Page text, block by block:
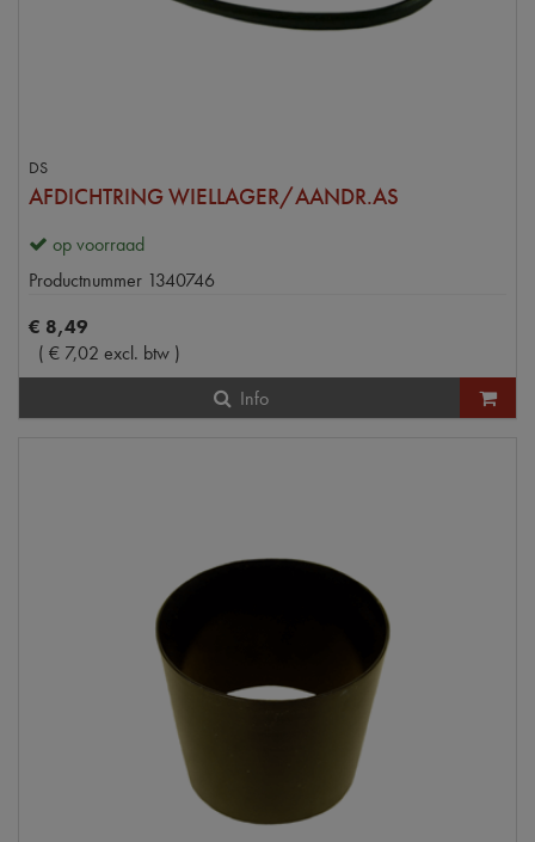
DS
AFDICHTRING WIELLAGER/AANDR.AS
op voorraad
Productnummer 1340746
€ 8,49
( € 7,02 excl. btw )
Info